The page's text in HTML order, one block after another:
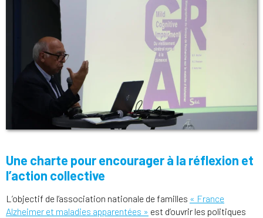
Une charte pour encourager à la réflexion et
l’action collective
L’objectif de l’association nationale de familles « France
Alzheimer et maladies apparentées » est d’ouvrir les politiques